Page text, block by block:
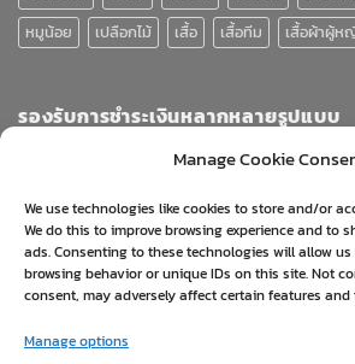
Manage Cookie
We use technologies like cookies to store and/or
We do this to improve browsing experience and to
ads. Consenting to these technologies will allow
browsing behavior or unique IDs on this site. Not
consent, may adversely affect certain features
Manage options
หมูน้อย
เปลือกไม้ เสื้อ เสื้อทีม เสื้อผ้าผู้ห
รองรับการชำระเงินหลากหลายรูปแบบ